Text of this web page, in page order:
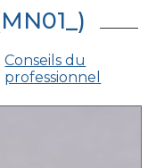
Conseils du
professionnel